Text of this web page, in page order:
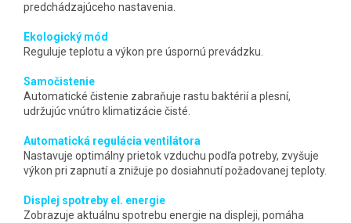
predchádzajúceho nastavenia.
Ekologický mód
Reguluje teplotu a výkon pre úspornú prevádzku.
Samočistenie
Automatické čistenie zabraňuje rastu baktérií a plesní,
udržujúc vnútro klimatizácie čisté.
Automatická regulácia ventilátora
Nastavuje optimálny prietok vzduchu podľa potreby, zvyšuje
výkon pri zapnutí a znižuje po dosiahnutí požadovanej teploty.
Displej spotreby el. energie
Zobrazuje aktuálnu spotrebu energie na displeji, pomáha